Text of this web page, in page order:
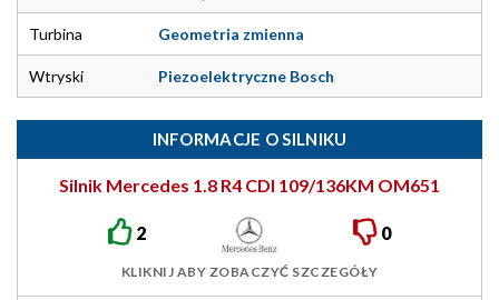
Turbina Geometria zmienna
Wtryski Piezoelektryczne Bosch
INFORMACJE O SILNIKU
Silnik Mercedes 1.8 R4 CDI 109/136KM OM651
2 0
KLIKNIJ ABY ZOBACZYĆ SZCZEGÓŁY